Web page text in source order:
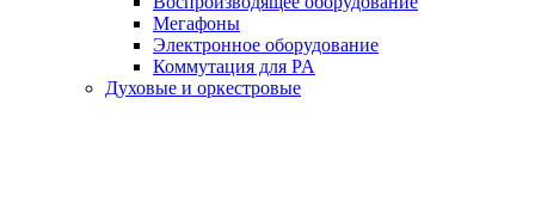
Мегафоны
Электронное оборудование
Коммутация для PA
Духовые и оркестровые